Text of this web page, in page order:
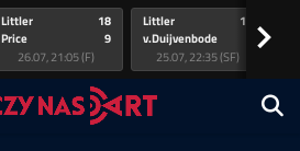
Littler
Price
18
9
26.07, 21:05 (F)
Littler
v.Duijvenbode
17
25.07, 22:35 (SF)
>